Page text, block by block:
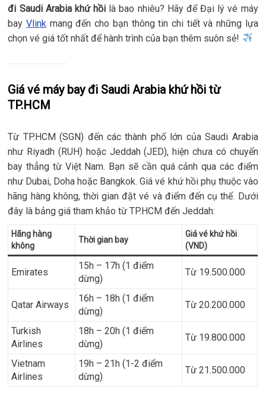
đi Saudi Arabia khứ hồi là bao nhiêu? Hãy để Đại lý vé máy
bayVlink mang đến cho bạn thông tin chi tiết và những lựa
chọn vé giá tốt nhất để hành trình của bạn thêm suôn sẻ!
Giá vé máy bay đi Saudi Arabia khứ hồi từ
TP.HCM
Từ TP.HCM (SGN) đến các thành phố lớn của Saudi Arabia
như Riyadh (RUH) hoặc Jeddah (JED), hiện chưa có chuyến
bay thẳng từ Việt Nam. Bạn sẽ cần quá cảnh qua các điểm
như Dubai, Doha hoặc Bangkok. Giá vé khứ hồi phụ thuộc vào
hãng hàng không, thời gian đặt vé và điểm đến cụ thể. Dưới
đây là bảng giá tham khảo từ TP.HCM đến Jeddah:
Hãng hàng
không
Thời gian bay
Giá vé khứ hồi
(VND)
Emirates
15h – 17h (1 điểm
dừng)
Từ 19.500.000
Qatar Airways
16h – 18h (1 điểm
dừng)
Từ 20.200.000
Turkish
Airlines
18h – 20h (1 điểm
dừng)
Từ 19.800.000
Vietnam
Airlines
19h – 21h (1-2 điểm
dừng)
Từ 21.500.000